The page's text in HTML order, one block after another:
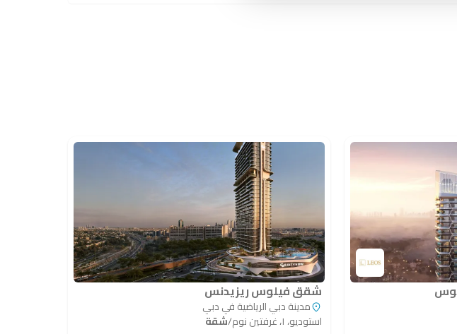
شقق فيلوس ريزيدنس
مدينة دبي الرياضية في دبي
استوديو، ١، غرفتين نوم
/شقة